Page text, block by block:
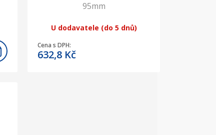
95mm
U dodavatele (do 5 dnů)
Cena s DPH:
632,8 Kč